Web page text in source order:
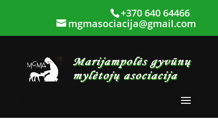
+370 640 64466
mgmasociacija@gmail.com